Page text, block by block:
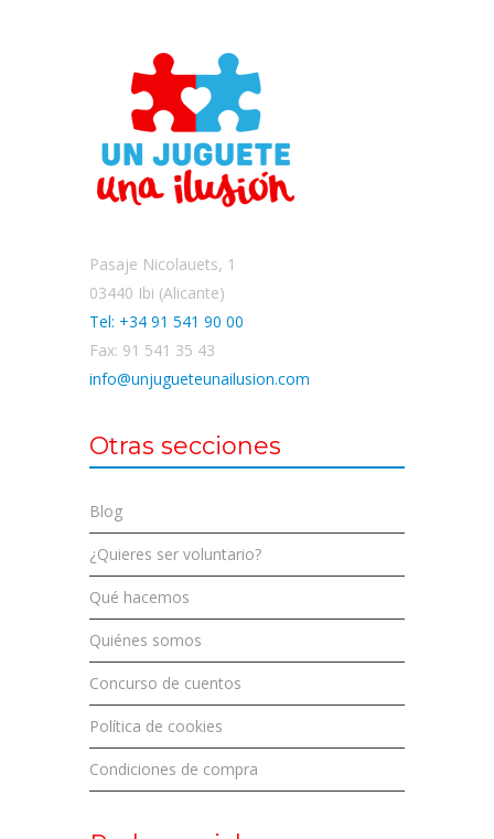
Pasaje Nicolauets, 1
03440 Ibi (Alicante)
Tel: +34 91 541 90 00
Fax: 91 541 35 43
info@unjugueteunailusion.com
Otras secciones
Blog
¿Quieres ser voluntario?
Qué hacemos
Quiénes somos
Concurso de cuentos
Política de cookies
Condiciones de compra